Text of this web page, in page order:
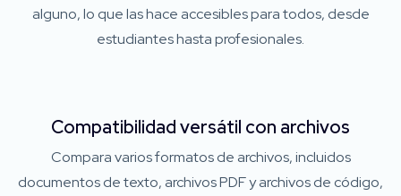
alguno, lo que las hace accesibles para todos, desde
estudiantes hasta profesionales.
Compatibilidad versátil con archivos
Compara varios formatos de archivos, incluidos
documentos de texto, archivos PDF y archivos de código,